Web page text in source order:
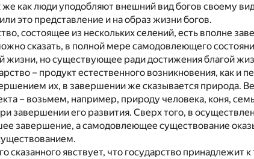
же как люди уподобляют внешний вид богов своему
это представление и на образ жизни богов.
состоящее из нескольких селений, есть вполне
сказать, в полной мере самодовлеющего
жизни, но существующее ради достижения благой
– продукт естественного возникновения, как и
их, в завершении же сказывается природа.
– возьмем, например, природу человека, коня,
завершении его развития. Сверх того, в
завершение, а самодовлеющее существование
сказанного явствует, что государство принадлежит